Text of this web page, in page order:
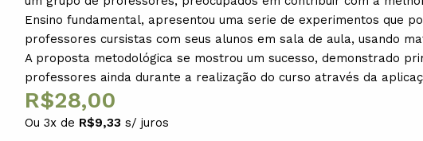
Ensino fundamental, apresentou uma serie de experimentos que
professores cursistas com seus alunos em sala de aula, usando
A proposta metodológica se mostrou um sucesso, demonstrado
professores ainda durante a realização do curso através da
R$28,00
Ou 3x de R$9,33 s/ juros